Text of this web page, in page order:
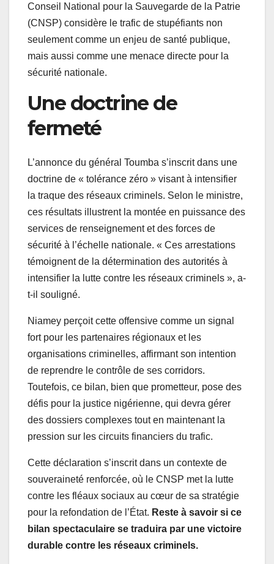
Conseil National pour la Sauvegarde de la Patrie
(CNSP) considère le trafic de stupéfiants non
seulement comme un enjeu de santé publique,
mais aussi comme une menace directe pour la
sécurité nationale.
Une doctrine de
fermeté
L’annonce du général Toumba s’inscrit dans une
doctrine de « tolérance zéro » visant à intensifier
la traque des réseaux criminels. Selon le ministre,
ces résultats illustrent la montée en puissance des
services de renseignement et des forces de
sécurité à l’échelle nationale. « Ces arrestations
témoignent de la détermination des autorités à
intensifier la lutte contre les réseaux criminels », a-
t-il souligné.
Niamey perçoit cette offensive comme un signal
fort pour les partenaires régionaux et les
organisations criminelles, affirmant son intention
de reprendre le contrôle de ses corridors.
Toutefois, ce bilan, bien que prometteur, pose des
défis pour la justice nigérienne, qui devra gérer
des dossiers complexes tout en maintenant la
pression sur les circuits financiers du trafic.
Cette déclaration s’inscrit dans un contexte de
souveraineté renforcée, où le CNSP met la lutte
contre les fléaux sociaux au cœur de sa stratégie
pour la refondation de l’État. Reste à savoir si ce
bilan spectaculaire se traduira par une victoire
durable contre les réseaux criminels.